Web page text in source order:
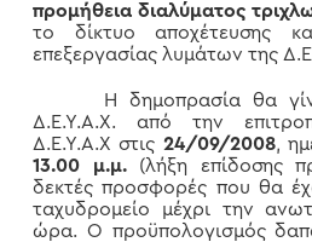
προμήθεια διαλύματος
το δίκτυο αποχέτευσης
επεξεργασίας λυμάτων της
Η δημοπρασία θα
Δ.Ε.Υ.Α.Χ. από την
Δ.Ε.Υ.Α.Χ στις 24/09/2008,
13.00 μ.μ.(λήξη επίδοσης
δεκτές προσφορές που θα
ταχυδρομείο μέχρι την
ώρα. Ο προϋπολογισμός